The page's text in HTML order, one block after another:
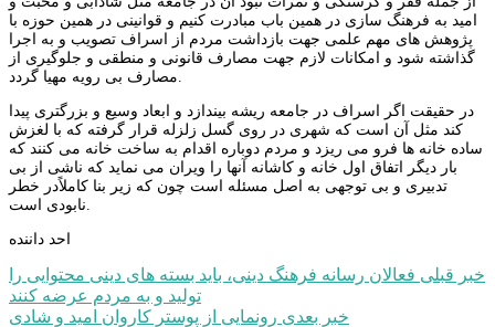
امید به فرهنگ سازی در همین باب مبادرت کنیم و قوانینی در همین حوزه با
پژوهش های مهم علمی جهت بازداشت مردم از اسراف تصویب و به اجرا
گذاشته شود و امکانات لازم جهت مصارف قانونی و منطقی و جلوگیری از
در حقیقت اگر اسراف در جامعه ریشه بیندازد و ابعاد وسیع و بزرگتری پیدا
کند مثل آن است که شهری در روی گسل زلزله قرار گرفته که با لغزش
ساده خانه ها فرو می ریزد و مردم دوباره اقدام به ساخت خانه می کنند که
بار دیگر اتفاق اول خانه و کاشانه آنها را ویران می نماید که ناشی از بی
تدبیری و بی توجهی به اصل مسئله است چون که زیر بنا کاملاًدر خطر
احد داننده
راهبری
نوشته
خبر قبلی فعالان رسانه فرهنگ دینی، باید بسته های دینی محتوایی را
تولید و به مردم عرضه کنند
خبر بعدی رونمایی از پوستر کاروان امید و شادی